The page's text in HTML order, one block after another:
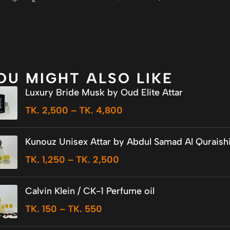
MIGHT ALSO LIKE
Luxury Bride Musk by Oud Elite Attar
TK. 2,500 – TK.4,800
Kunouz Unisex Attar by Abdul Samad Al
TK.1,250 – TK. 2,500
Calvin Klein / CK-1 Perfume oil
TK.150 – TK. 550